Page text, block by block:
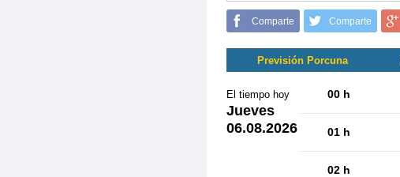
Comparte Comparte
Previsión Porcuna
El tiempo hoy
Jueves
06.08.2026
00 h
01 h
02 h